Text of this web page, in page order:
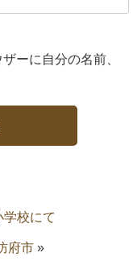
ーに自分の名前、
校にて
府市 »